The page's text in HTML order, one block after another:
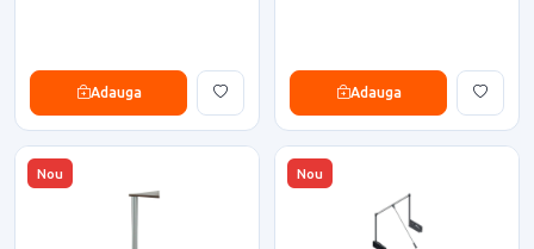
Adauga Adauga
Nou Nou